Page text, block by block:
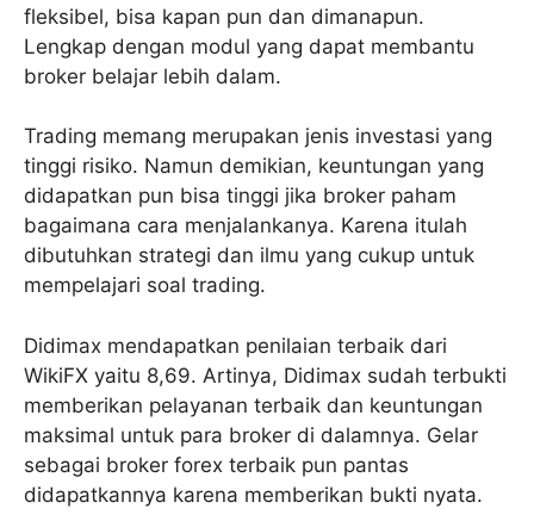
fleksibel, bisa kapan pun dan dimanapun.
Lengkap dengan modul yang dapat membantu
broker belajar lebih dalam.
Trading memang merupakan jenis investasi yang
tinggi risiko. Namun demikian, keuntungan yang
didapatkan pun bisa tinggi jika broker paham
bagaimana cara menjalankanya. Karena itulah
dibutuhkan strategi dan ilmu yang cukup untuk
mempelajari soal trading.
Didimax mendapatkan penilaian terbaik dari
WikiFX yaitu 8,69. Artinya, Didimax sudah terbukti
memberikan pelayanan terbaik dan keuntungan
maksimal untuk para broker di dalamnya. Gelar
sebagai broker forex terbaik pun pantas
didapatkannya karena memberikan bukti nyata.